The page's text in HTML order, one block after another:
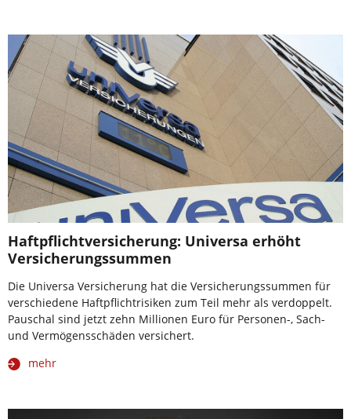
Haftpflichtversicherung: Universa erhöht
Versicherungssummen
Die Universa Versicherung hat die Versicherungssummen für
verschiedene Haftpflichtrisiken zum Teil mehr als verdoppelt.
Pauschal sind jetzt zehn Millionen Euro für Personen-, Sach-
und Vermögensschäden versichert.
mehr